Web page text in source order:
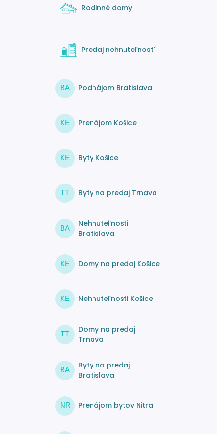
Rodinné domy
Predaj nehnuteľností
BA Podnájom Bratislava
KE Prenájom Košice
KE Byty Košice
TT Byty na predaj Trnava
BA
Nehnuteľnosti
Bratislava
KE Domy na predaj Košice
KE Nehnuteľnosti Košice
TT
Domy na predaj
Trnava
BA
Byty na predaj
Bratislava
NR Prenájom bytov Nitra